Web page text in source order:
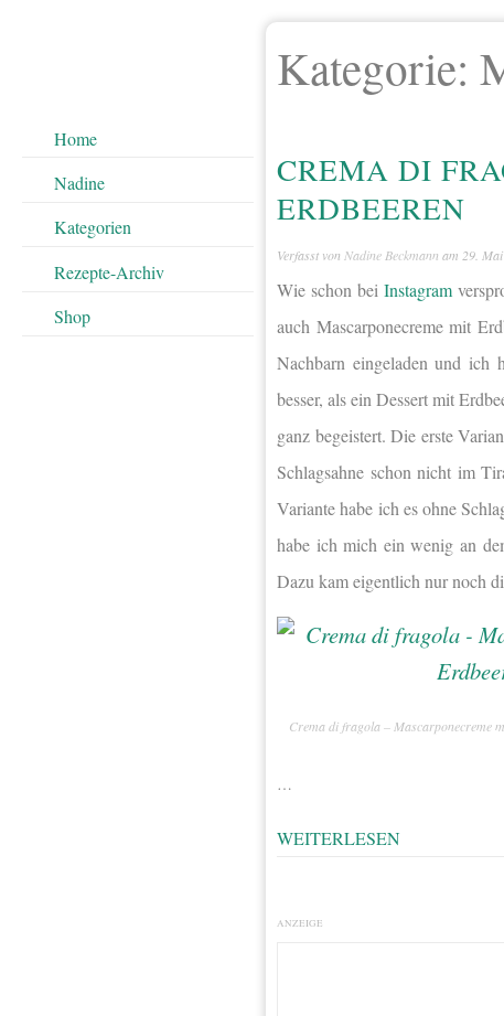
Home
Nadine
Kategorien
Rezepte-Archiv
Shop
Kategorie:
CREMA DI
ERDBEEREN
Verfasst von Nadine Beckmann am 29.
Wie schon beiInstagram
auch Mascarponecreme mit
Nachbarn eingeladen und ich
besser, als ein Dessert mit
ganz begeistert. Die erste
Schlagsahne schon nicht im
Variante habe ich es ohne
habe ich mich ein wenig an
Dazu kam eigentlich nur noch
Crema di fragola – Mascarponecreme
…
WEITERLESEN
ANZEIGE